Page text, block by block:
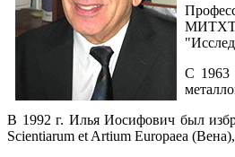
МИТХТ
С 1963
В 1992 г. Илья Иосифович был
Scientiarum et Artium Europaea